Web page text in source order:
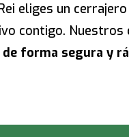
eliges un
contigo.
de forma segura y